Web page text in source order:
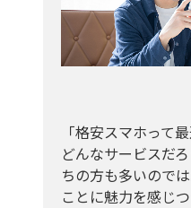
「格安スマホって
どんなサービスだ
ちの方も多いので
ことに魅力を感じ